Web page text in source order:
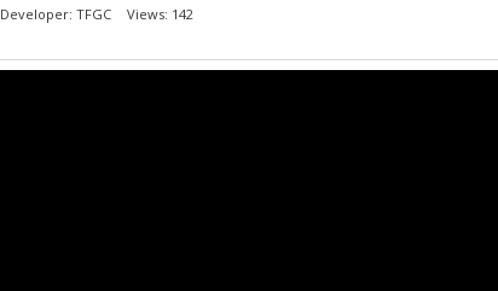
Developer: TFGC Views: 142